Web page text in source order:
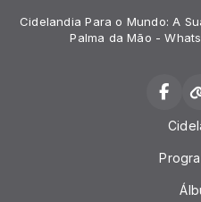
Cidelandia Para o Mundo: A
Palma da Mão -